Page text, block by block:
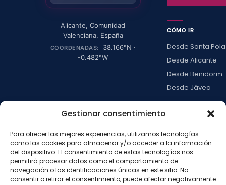
Gestionar consentimiento
Para ofrecer las mejores experiencias, utilizamos tecnologías
como las cookies para almacenar y/o acceder a la información
del dispositivo. El consentimiento de estas tecnologías nos
permitirá procesar datos como el comportamiento de
navegación o las identificaciones únicas en este sitio. No
consentir o retirar el consentimiento, puede afectar negativamente
Alicante,Comunidad
Valenciana, España
COORDENADAS: 38.166°N ·
-0.482°W
CÓMO IR
Desde Santa Pola
Desde Alicante
Desde Benidorm
Desde Jávea
LA ISLA
Actividades
Blog
Con niños